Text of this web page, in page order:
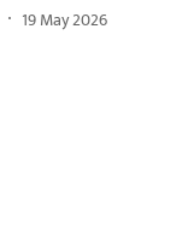
19 May 2026